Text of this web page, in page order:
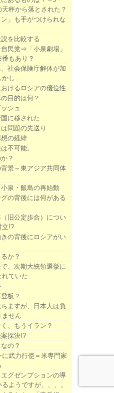
秤から落とされた？
ン」も手がつけられな
を比較する
民党⇒「小泉劇場」
もあり？
社会保険庁解体が加
かし…
けるロシアの優位性
目的は何？
シュ
に移された
問題の先送り
の経緯
不可能。
？
景～東アジア共同体
泉・飯島の再始動
の背後には何がある
旧公定歩合）につい
立!?
の背後にロシアがい
か？
、次期大統領選挙に
れていた
板？
ますが、日本人は負
ません
、もうイラン？
採決!?
の？
武力行使＝米専門家
グゼンプションの導
ようですが、、、。